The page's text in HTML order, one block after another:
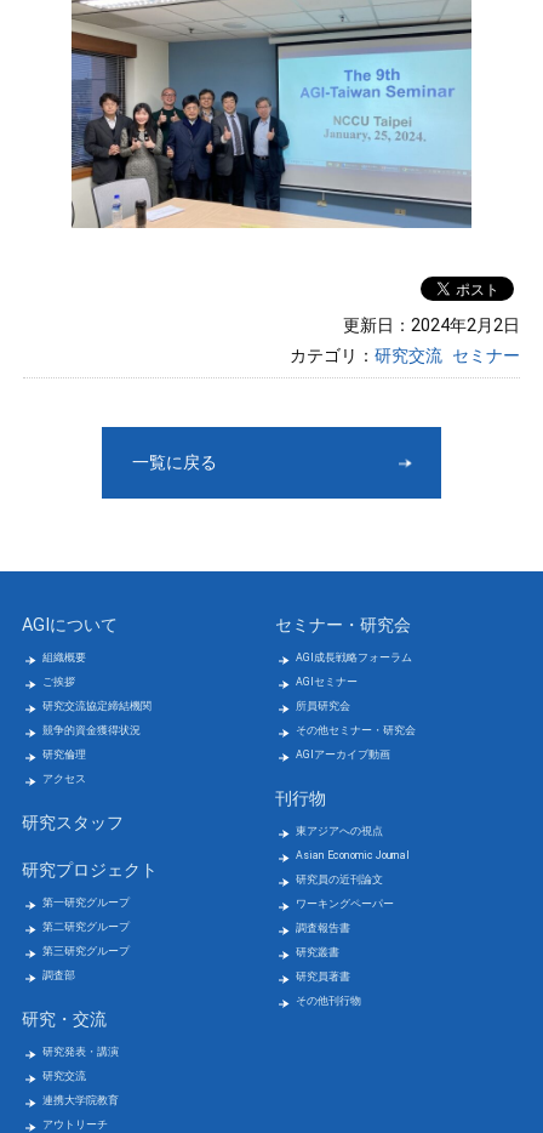
更新日：2024年2月2日
カテゴリ： 研究交流 セミナー
一覧に戻る
AGIについて
組織概要
ご挨拶
研究交流協定締結機関
競争的資金獲得状況
研究倫理
アクセス
研究スタッフ
研究プロジェクト
第一研究グループ
第二研究グループ
第三研究グループ
調査部
研究・交流
研究発表・講演
研究交流
連携大学院教育
アウトリーチ
セミナー・研究会
AGI成長戦略フォーラム
AGIセミナー
所員研究会
その他セミナー・研究会
AGIアーカイブ動画
刊行物
東アジアへの視点
Asian Economic Journal
研究員の近刊論文
ワーキングペーパー
調査報告書
研究叢書
研究員著書
その他刊行物